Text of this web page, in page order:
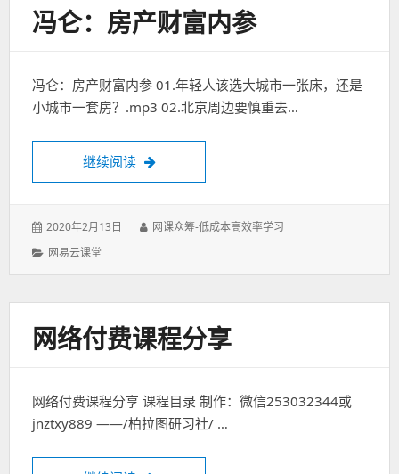
冯仑：房产财富内参
冯仑：房产财富内参 01.年轻人该选大城市一张床，还是
小城市一套房？.mp3 02.北京周边要慎重去…
继续阅读 冯仑：房产财富内参
发
于：
2020年2月13日
作
网课众筹-低成本高效率学习
分
网易云课堂
网络付费课程分享
网络付费课程分享 课程目录 制作：微信253032344或
jnztxy889 ——/柏拉图研习社/ …